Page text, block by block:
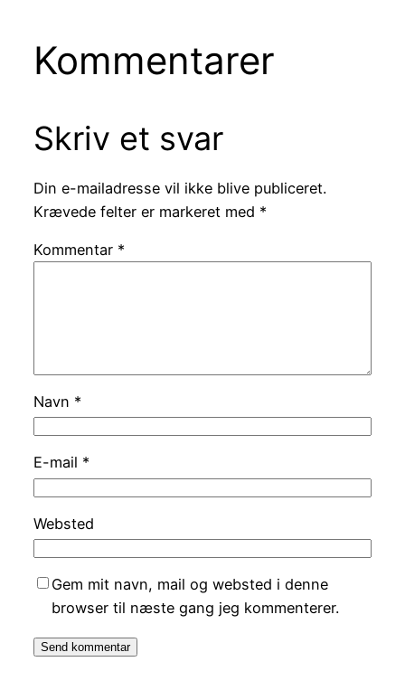
Kommentarer
Skriv et svar
Din e-mailadresse vil ikke blive publiceret.
Krævede felter er markeret med *
Kommentar *
Navn *
E-mail *
Websted
Gem mit navn, mail og websted i denne
browser til næste gang jeg kommenterer.